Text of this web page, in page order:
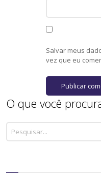
Salvar meus
vez que eu
O que você